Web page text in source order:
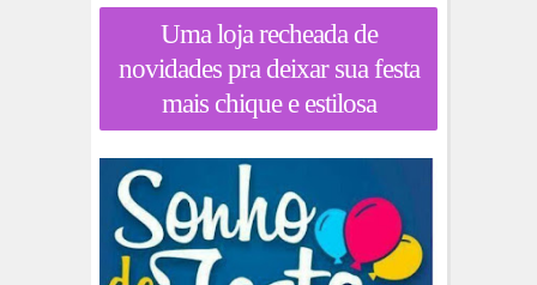
Uma loja recheada de
novidades pra deixar sua festa
mais chique e estilosa